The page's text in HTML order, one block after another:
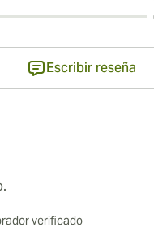
Escribir reseña
verificado